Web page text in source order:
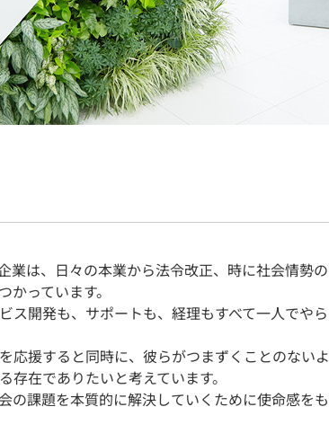
業は、日々の本業から法令改正、時に社会情勢の
っています。
ス開発も、サポートも、経理もすべて一人でやら
応援すると同時に、彼らがつまずくことのないよ
在でありたいと考えています。
の課題を本質的に解決していくために使命感をも